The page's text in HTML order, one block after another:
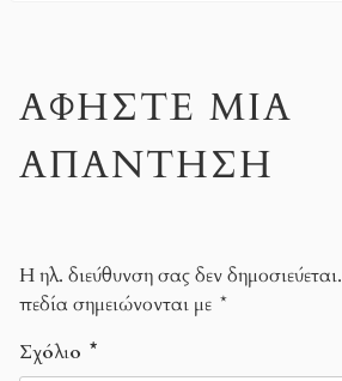
ΑΦΉΣΤΕ ΜΙΑ
ΑΠΆΝΤΗΣΗ
Η ηλ. διεύθυνση σας δεν δημοσιεύεται.
πεδία σημειώνονται με *
Σχόλιο *